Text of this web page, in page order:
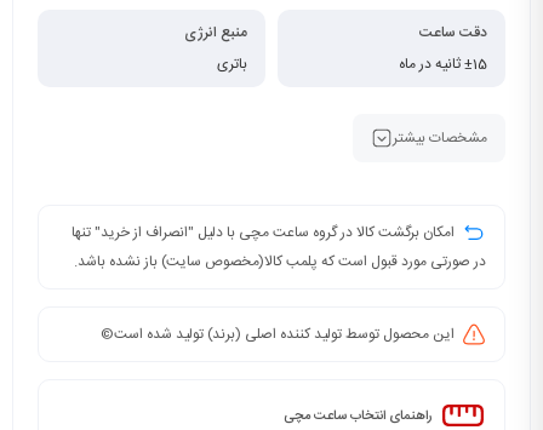
دقت ساعت
±15 ثانیه در ماه
منبع انرژی
باتری
مشخصات بیشتر
امکان برگشت کالا در گروه ساعت مچی با دلیل "انصراف از خرید" تنها
در صورتی مورد قبول است که پلمب کالا(مخصوص سایت) باز نشده باشد.
این محصول توسط تولید کننده اصلی (برند) تولید شده است©️
راهنمای انتخاب ساعت مچی